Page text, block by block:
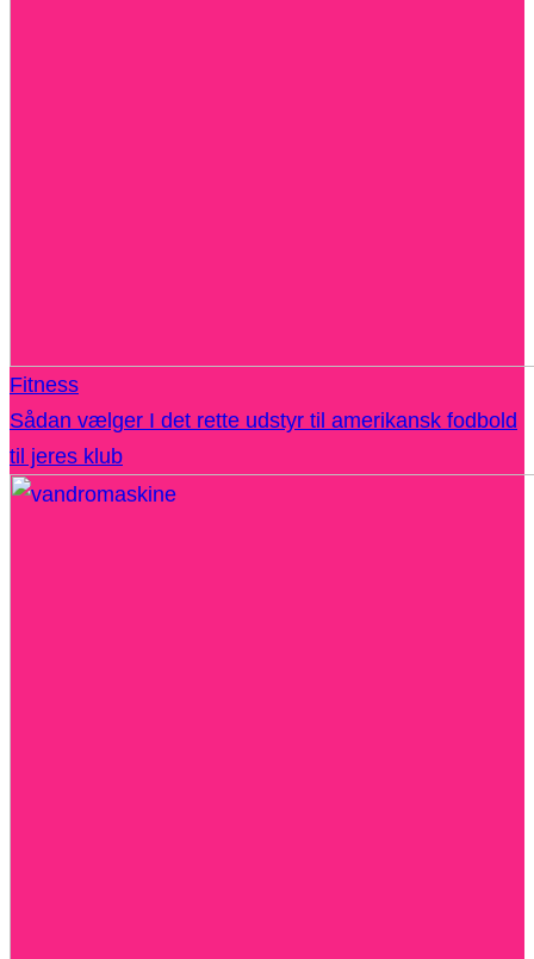
Fitness
Sådan vælger I det rette udstyr til amerikansk fodbold
til jeres klub